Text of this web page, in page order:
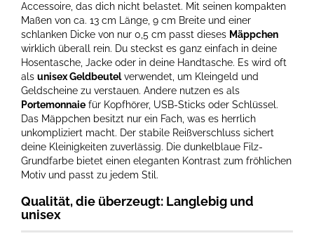
Accessoire, das dich nicht belastet. Mit seinen kompakten
Maßen von ca. 13 cm Länge, 9 cm Breite und einer
schlanken Dicke von nur 0,5 cm passt dieses Mäppchen
wirklich überall rein. Du steckst es ganz einfach in deine
Hosentasche, Jacke oder in deine Handtasche. Es wird oft
als unisex Geldbeutelverwendet, um Kleingeld und
Geldscheine zu verstauen. Andere nutzen es als
Portemonnaie für Kopfhörer, USB-Sticks oder Schlüssel.
Das Mäppchen besitzt nur ein Fach, was es herrlich
unkompliziert macht. Der stabile Reißverschluss sichert
deine Kleinigkeiten zuverlässig. Die dunkelblaue Filz-
Grundfarbe bietet einen eleganten Kontrast zum fröhlichen
Motiv und passt zu jedem Stil.
Qualität, die überzeugt: Langlebig und
unisex